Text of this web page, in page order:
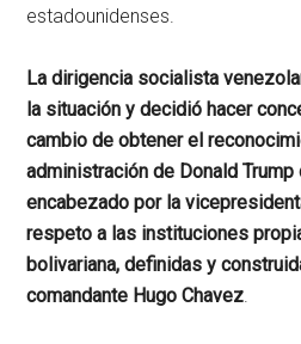
estadounidenses.
La dirigencia socialista
la situación y decidió hacer
cambio de obtener el
administración de Donald
encabezado por la
respeto a las instituciones
bolivariana, definidas y
comandante Hugo Chavez